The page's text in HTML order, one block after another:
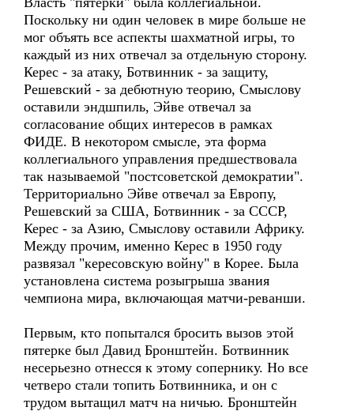
Поскольку ни один человек в мире больше не
мог объять все аспекты шахматной игры, то
каждый из них отвечал за отдельную сторону.
Керес - за атаку, Ботвинник - за защиту,
Решевский - за дебютную теорию, Смыслову
оставили эндшпиль, Эйве отвечал за
согласование общих интересов в рамках
ФИДЕ. В некотором смысле, эта форма
коллегиального управления предшествовала
так называемой "постсоветской демократии".
Территориально Эйве отвечал за Европу,
Решевский за США, Ботвинник - за СССР,
Керес - за Азию, Смыслову оставили Африку.
Между прочим, именно Керес в 1950 году
развязал "кересовскую войну" в Корее. Была
установлена система розыгрыша звания
чемпиона мира, включающая матчи-реванши.
Первым, кто попытался бросить вызов этой
пятерке был Давид Бронштейн. Ботвинник
несерьезно отнесся к этому сопернику. Но все
четверо стали топить Ботвинника, и он с
трудом вытащил матч на ничью. Бронштейн